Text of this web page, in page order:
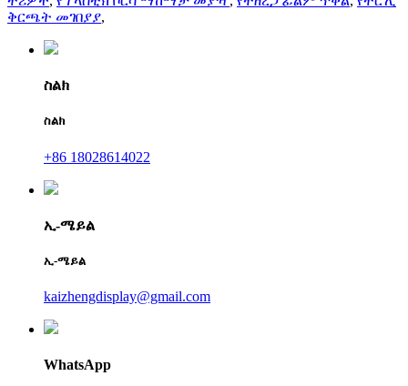
ቅርጫት መገበያያ,
ስልክ
ስልክ
+86 18028614022
ኢ-ሜይል
ኢ-ሜይል
kaizhengdisplay@gmail.com
WhatsApp